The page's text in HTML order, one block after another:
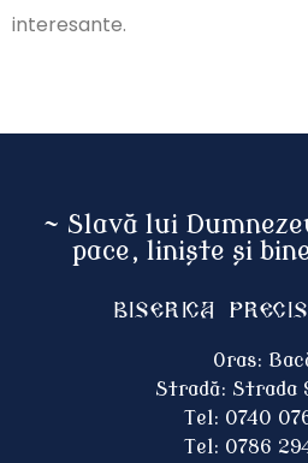
interesante.
~ Slavă lui
pace, liniște și
Biserica
Oras:
Stradă: Strada
Tel: 0740
Tel: 0786